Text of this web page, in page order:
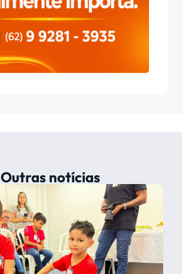
Outras notícias